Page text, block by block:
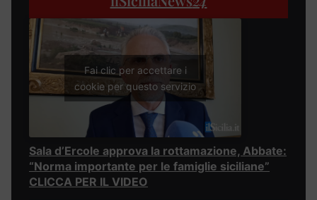
Fai clic per accettare i
cookie per questo servizio
Sala d’Ercole approva la rottamazione, Abbate:
“Norma importante per le famiglie siciliane”
CLICCA PER IL VIDEO